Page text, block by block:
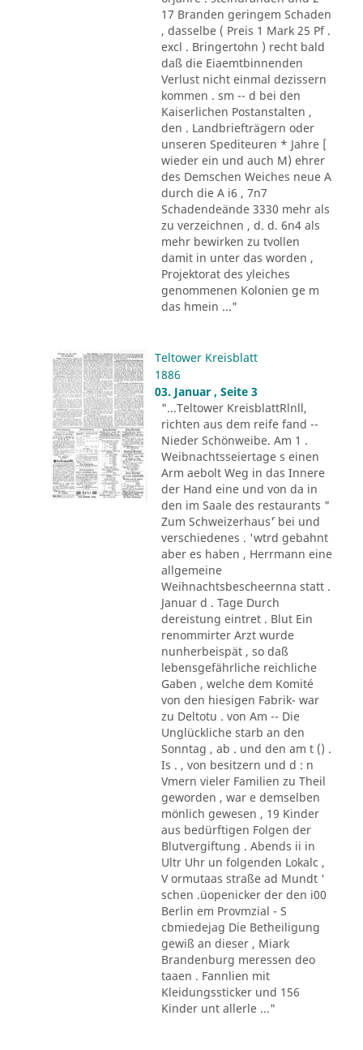
17 Branden geringem Schaden
, dasselbe ( Preis 1 Mark 25 Pf .
excl . Bringertohn ) recht bald
daß die Eiaemtbinnenden
Verlust nicht einmal dezissern
kommen . sm -- d bei den
Kaiserlichen Postanstalten ,
den . Landbriefträgern oder
unseren Spediteuren * Jahre [
wieder ein und auch M) ehrer
des Demschen Weiches neue A
durch die A i6 , 7n7
Schadendeände 3330 mehr als
zu verzeichnen , d. d. 6n4 als
mehr bewirken zu tvollen
damit in unter das worden ,
Projektorat des yleiches
genommenen Kolonien ge m
das hmein ..."
Teltower Kreisblatt
1886
03. Januar , Seite 3
"...Teltower KreisblattRlnll,
richten aus dem reife fand --
Nieder Schönweibe. Am 1 .
Weibnachtsseiertage s einen
Arm aebolt Weg in das Innere
der Hand eine und von da in
den im Saale des restaurants "
Zum Schweizerhaus´' bei und
verschiedenes . 'wtrd gebahnt
aber es haben , Herrmann eine
allgemeine
Weihnachtsbescheernna statt .
Januar d . Tage Durch
dereistung eintret . Blut Ein
renommirter Arzt wurde
nunherbeispät , so daß
lebensgefährliche reichliche
Gaben , welche dem Komité
von den hiesigen Fabrik- war
zu Deltotu . von Am -- Die
Unglückliche starb an den
Sonntag , ab . und den am t () .
Is . , von besitzern und d : n
Vmern vieler Familien zu Theil
geworden , war e demselben
mönlich gewesen , 19 Kinder
aus bedürftigen Folgen der
Blutvergiftung . Abends ii in
Ultr Uhr un folgenden Lokalc ,
V ormutaas straße ad Mundt '
schen .üopenicker der den i00
Berlin em Provmzial - S
cbmiedejag Die Betheiligung
gewiß an dieser , Miark
Brandenburg meressen deo
taaen . Fannlien mit
Kleidungssticker und 156
Kinder unt allerle ..."